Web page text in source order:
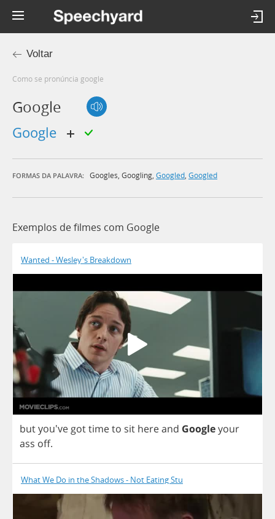
Voltar
Como se pronúncia google
Google
google
FORMAS DA PALAVRA: Googles, Googling, Googled, Googled
Exemplos de filmes com Google
Wanted - Wesley's Breakdown
butyou've gottimeto sit hereand Googleyour
ass off.
What We Do in the Shadows - Not Eating Stu